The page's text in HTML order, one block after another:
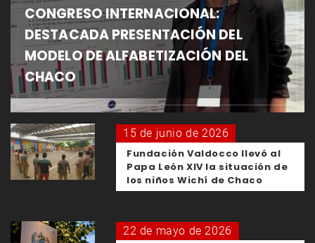
CONGRESO INTERNACIONAL:
DESTACADA PRESENTACIÓN DEL
MODELO DE ALFABETIZACIÓN DEL
CHACO
15 de junio de 2026
Fundación Valdocco llevó al
Papa León XIV la situación de
los niños Wichí de Chaco
22 de mayo de 2026